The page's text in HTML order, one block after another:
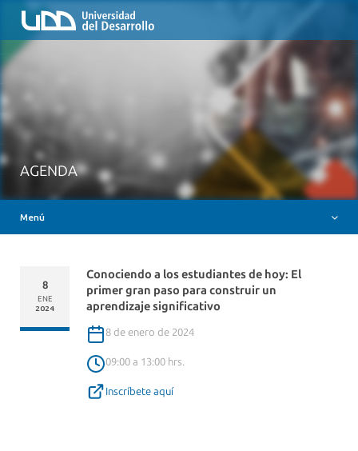
AGENDA
Menú
Inicio
QUIÉNES SOMOS
MESA AYUDA CANVAS
INSIGNIAS DIGITALES
Conociendo a los estudiantes de hoy: El
primer gran paso para construir un
aprendizaje significativo
8 de enero de 2024
09:00 a 13:00 hrs.
Inscríbete aquí
8
ENE
2024